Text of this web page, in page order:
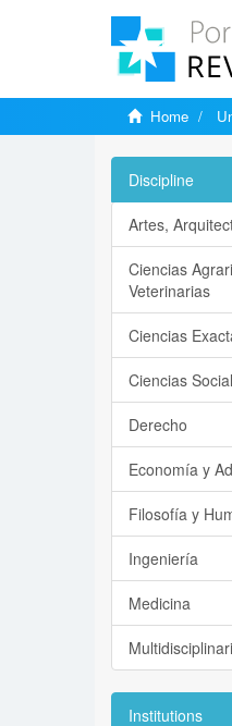
Home
Discipline
Artes,
Ciencias
Veterinarias
Ciencias
Ciencias
Derecho
Economía y
Filosofía y
Ingeniería
Medicina
Institutions